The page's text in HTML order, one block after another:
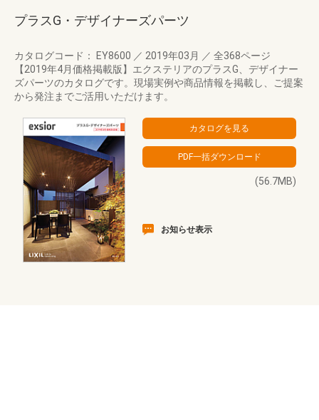
プラスG・デザイナーズパーツ
カタログコード： EY8600 ／ 2019年03月 ／ 全368ページ
【2019年4月価格掲載版】エクステリアのプラスG、デザイナー
ズパーツのカタログです。現場実例や商品情報を掲載し、ご提案
から発注までご活用いただけます。
(56.7MB)
お知らせ表示